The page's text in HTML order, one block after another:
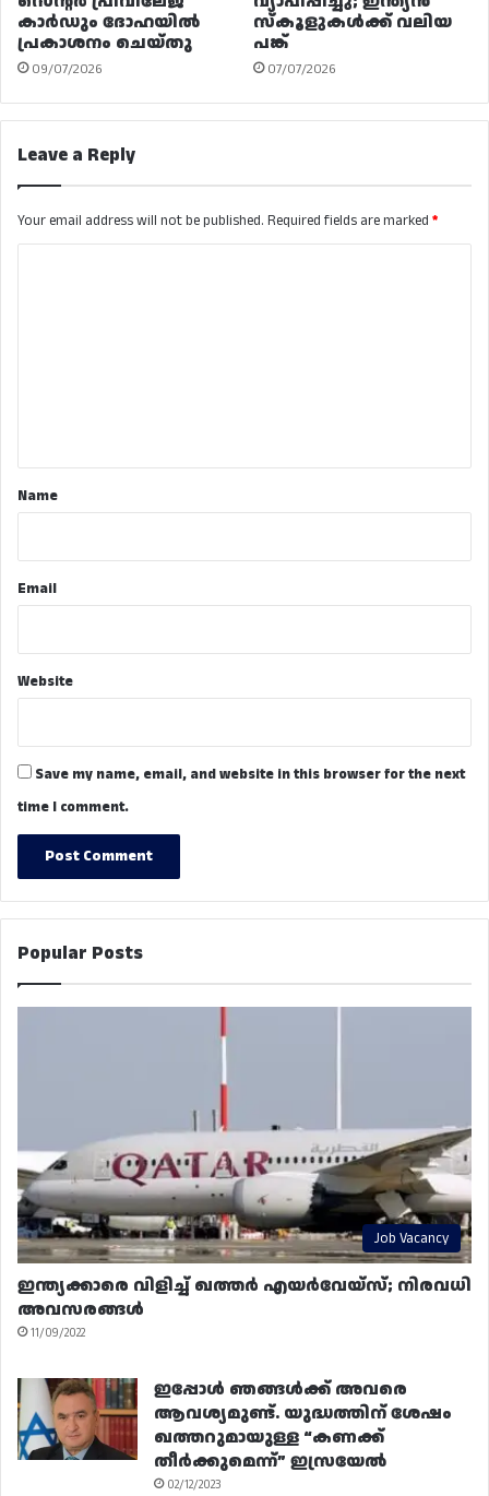
കാർഡും ദോഹയിൽ
പ്രകാശനം ചെയ്തു
09/07/2026
സ്കൂളുകൾക്ക് വലിയ
പങ്ക്
07/07/2026
Leave a Reply
Your email address will not be published. Required fields are marked *
*Name
Email
Website
Save my name, email, and website in this browser for the next
time I comment.
Popular Posts
Job Vacancy
ഇന്ത്യക്കാരെ വിളിച്ച് ഖത്തർ എയർവേയ്‌സ്; നിരവധി
അവസരങ്ങൾ
11/09/2022
ഇപ്പോൾ ഞങ്ങൾക്ക് അവരെ
ആവശ്യമുണ്ട്. യുദ്ധത്തിന് ശേഷം
ഖത്തറുമായുള്ള “കണക്ക്
തീർക്കുമെന്ന്” ഇസ്രയേൽ
02/12/2023